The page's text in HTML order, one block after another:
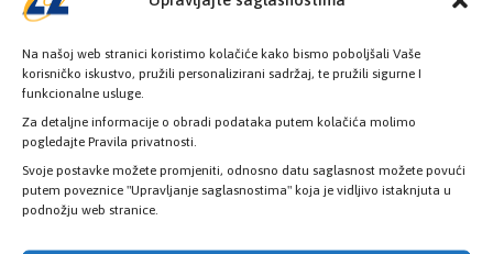
Na našoj web stranici koristimo kolačiće kako bismo poboljšali Vaše
korisničko iskustvo, pružili personalizirani sadržaj, te pružili sigurne I
funkcionalne usluge.
Za detaljne informacije o obradi podataka putem kolačića molimo
pogledajte Pravila privatnosti.
Svoje postavke možete promjeniti, odnosno datu saglasnost možete povući
putem poveznice "Upravljanje saglasnostima" koja je vidljivo istaknjuta u
podnožju web stranice.
Zavod zdravstvenog osiguranja KS i Ured
za borbu protiv korupcije i upravljanje
kvalitetom KS potpisali Memorandum o
razumijevanju i saradnji u oblasti borbe